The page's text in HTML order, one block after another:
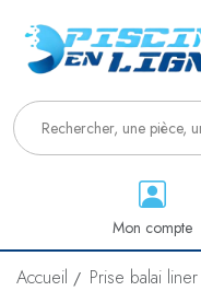
Mon compte
Accueil Prise balai